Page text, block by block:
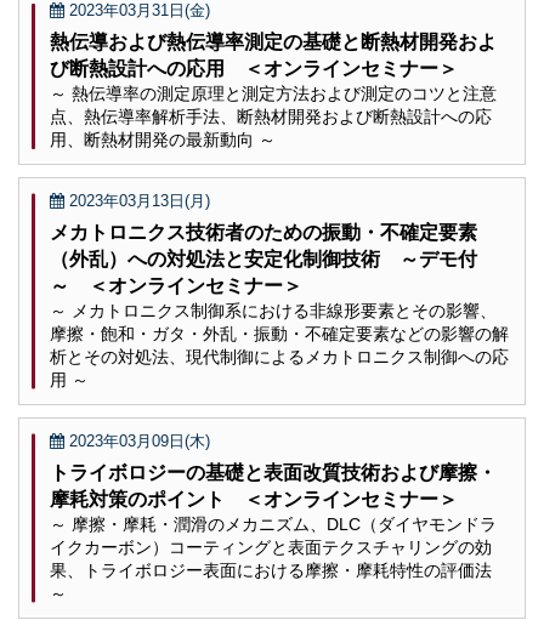
2023年03月31日(金)
熱伝導および熱伝導率測定の基礎と断熱材開発およ
び断熱設計への応用 ＜オンラインセミナー＞
～ 熱伝導率の測定原理と測定方法および測定のコツと注意
点、熱伝導率解析手法、断熱材開発および断熱設計への応
用、断熱材開発の最新動向 ～
2023年03月13日(月)
メカトロニクス技術者のための振動・不確定要素
（外乱）への対処法と安定化制御技術 ～デモ付
～ ＜オンラインセミナー＞
～ メカトロニクス制御系における非線形要素とその影響、
摩擦・飽和・ガタ・外乱・振動・不確定要素などの影響の解
析とその対処法、現代制御によるメカトロニクス制御への応
用 ～
2023年03月09日(木)
トライボロジーの基礎と表面改質技術および摩擦・
摩耗対策のポイント ＜オンラインセミナー＞
～ 摩擦・摩耗・潤滑のメカニズム、DLC（ダイヤモンドラ
イクカーボン）コーティングと表面テクスチャリングの効
果、トライボロジー表面における摩擦・摩耗特性の評価法
～